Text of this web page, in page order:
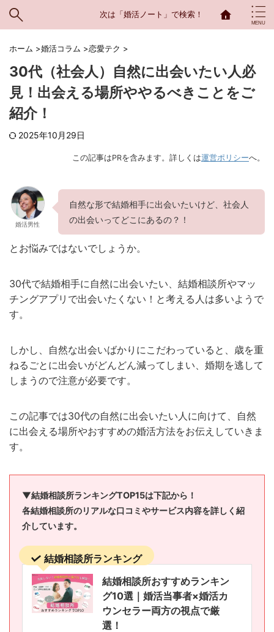
次は「婚活ノート」で検索！
ホーム >婚活コラム >恋愛テク >
30代（社会人）自然に出会いたい人必
見！出会える場所ややるべきことをご
紹介！
2025年10月29日
この記事はPRを含みます。詳しくは運営ポリシーへ。
婚活男性
自然な形で結婚相手に出会いたいけど、社会人
の出会いってどこにあるの？！
とお悩みではないでしょうか。
30代で結婚相手に自然に出会いたい、結婚相談所やマッ
チングアプリで出会いたくない！と考える人は多いようで
す。
しかし、自然な出会いばかりにこだわっていると、歳を重
ねるごとに出会いがどんどん減ってしまい、婚期を逃して
しまうので注意が必要です。
この記事では30代の自然に出会いたい人に向けて、自然
に出会える場所やおすすめの婚活方法をお伝えしていきま
す。
▼結婚相談所ランキングTOP15は下記から！
各結婚相談所のリアルな口コミやサービス内容を詳しく紹
介しています。
結婚相談所ランキング
結婚相談所おすすめランキン
グ10選｜婚活当事者×婚活カ
ウンセラー両方の視点で厳
選！